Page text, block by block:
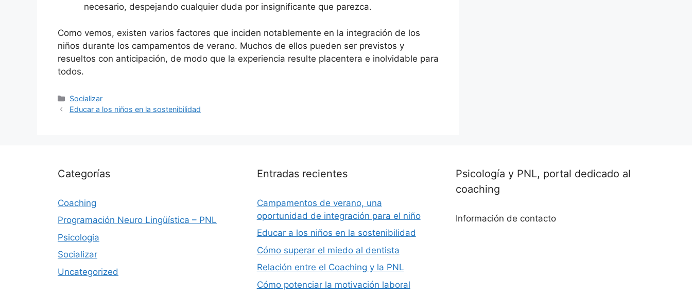
necesario, despejando cualquier duda por insignificante que parezca.
Como vemos, existen varios factores que inciden notablemente en la integración de los
niños durante los campamentos de verano. Muchos de ellos pueden ser previstos y
resueltos con anticipación, de modo que la experiencia resulte placentera e inolvidable para
todos.
Categorías
Socializar
Educar a los niños en la sostenibilidad
Categorías
Coaching
Programación Neuro Lingüística – PNL
Psicologia
Socializar
Uncategorized
Entradas recientes
Campamentos de verano, una
oportunidad de integración para el niño
Educar a los niños en la sostenibilidad
Cómo superar el miedo al dentista
Relación entre el Coaching y la PNL
Cómo potenciar la motivación laboral
Psicología y PNL, portal dedicado al
coaching
Información de contacto